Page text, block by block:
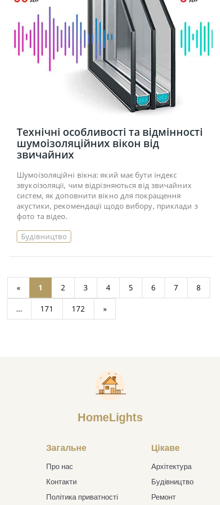
Технічні особливості та відмінності
шумоізоляційних вікон від
звичайних
Шумоізоляційні вікна: який має бути індекс
звукоізоляції, чим відрізняються від звичайних
систем, як доповнити вікно для покращення
акустики, рекомендації щодо вибору, приклади з
фото та відео.
Будівництво
« 1 2 3 4 5 6 7 8
... 171 172 »
HomeLights
Загальне
Про нас
Контакти
Політика приватності
Цікаве
Архітектура
Будівництво
Ремонт